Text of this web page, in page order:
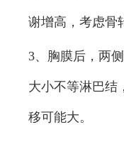
谢增高，考虑骨
3、胸膜后，两
大小不等淋巴结
移可能大。